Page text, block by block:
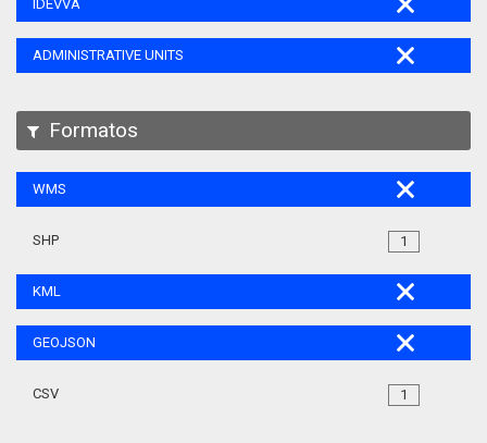
IDEVVA
ADMINISTRATIVE UNITS
Formatos
WMS
1
SHP
KML
GEOJSON
1
CSV